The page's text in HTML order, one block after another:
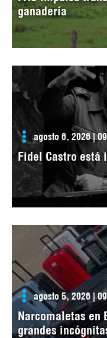
ganadería
agosto 6, 2026 |
Fidel Castro está
agosto 5, 2026 |
Narcomaletas
grandes